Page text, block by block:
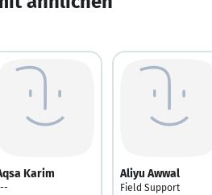
Karim Aliyu Awwal
Field Support